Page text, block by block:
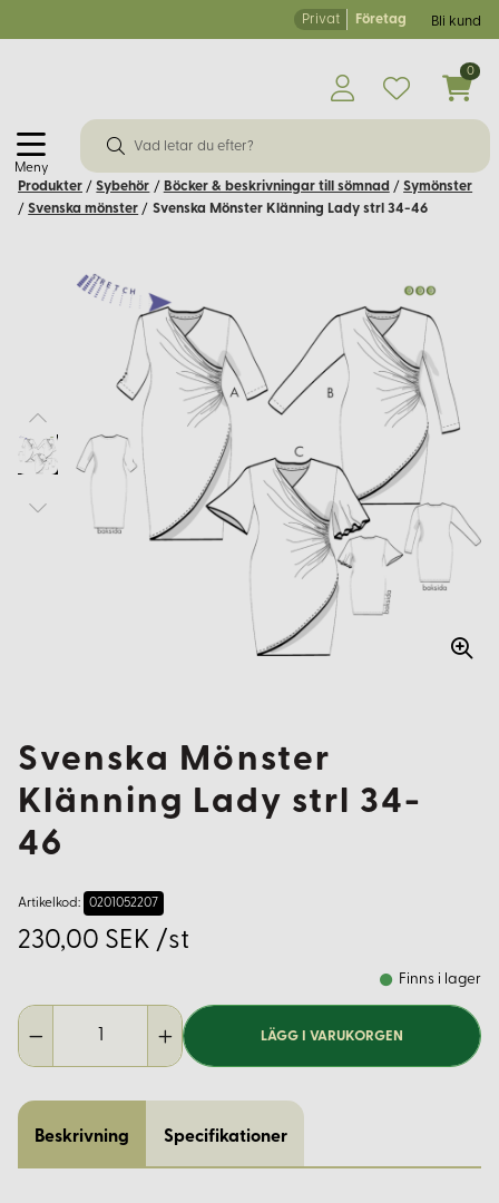
Privat Företag Bli kund
Meny
0
Produkter / Sybehör / Böcker & beskrivningar till sömnad / Symönster
/ Svenska mönster / Svenska Mönster Klänning Lady strl 34-46
Svenska Mönster
Klänning Lady strl 34-
46
Artikelkod: 0201052207
230,00 SEK /st
Finns i lager
LÄGG I VARUKORGEN
Beskrivning Specifikationer